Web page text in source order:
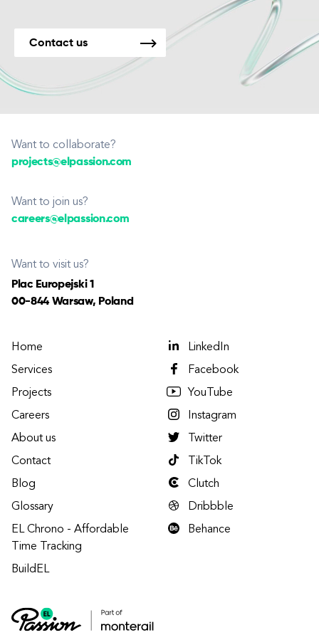
Contact us
Want to collaborate?
projects@elpassion.com
Want to join us?
careers@elpassion.com
Want to visit us?
Plac Europejski 1
00-844 Warsaw, Poland
Home
Services
Projects
Careers
About us
Contact
Blog
Glossary
EL Chrono - Affordable
Time Tracking
BuildEL
LinkedIn
Facebook
YouTube
Instagram
Twitter
TikTok
Clutch
Dribbble
Behance